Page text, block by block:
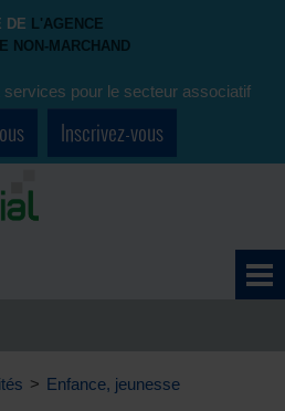
DE L'AGENCE
NON-MARCHAND
pour le secteur associatif
Inscrivez-vous
> Enfance, jeunesse